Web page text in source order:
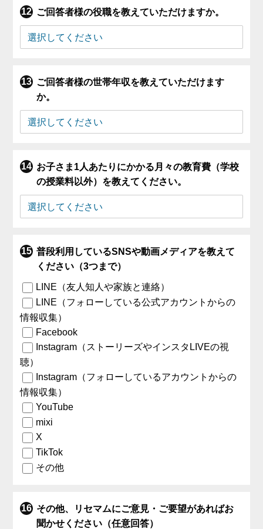
ご回答者様の役職を教えていただけますか。
ご回答者様の世帯年収を教えていただけます
か。
お子さま1人あたりにかかる月々の教育費（学校
の授業料以外）を教えてください。
普段利用しているSNSや動画メディアを教えて
ください（3つまで）
LINE（友人知人や家族と連絡）
LINE（フォローしている公式アカウントからの
情報収集）
Facebook
Instagram（ストーリーズやインスタLIVEの視
聴）
Instagram（フォローしているアカウントからの
情報収集）
YouTube
mixi
X
TikTok
その他
その他、リセマムにご意見・ご要望があればお
聞かせください（任意回答）